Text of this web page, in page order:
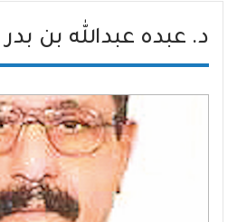
د. عبده عبدالله بن بدر